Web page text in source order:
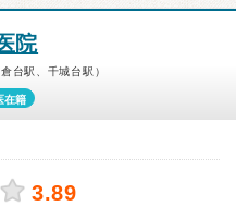
院
台駅、千城台駅）
在籍
3.89